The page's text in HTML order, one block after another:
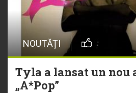
NOUTĂȚI
Tyla a lansat un nou
„A*Pop”